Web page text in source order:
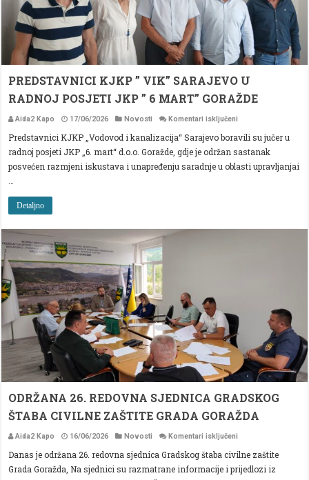
PREDSTAVNICI KJKP ” VIK” SARAJEVO U
RADNOJ POSJETI JKP ” 6 MART” GORAŽDE
Aida2 Kapo 17/06/2026 Novosti Komentari isključeni
KJKP
VIK”
SARAJEVO
U
Predstavnici KJKP „Vodovod i kanalizacija“ Sarajevo boravili su jučer u
radnoj posjeti JKP „6. mart“ d.o.o. Goražde, gdje je održan sastanak
posvećen razmjeni iskustava i unapređenju saradnje u oblasti upravljanjai
Detaljno
ODRŽANA 26. REDOVNA SJEDNICA GRADSKOG
ŠTABA CIVILNE ZAŠTITE GRADA GORAŽDA
Aida2 Kapo 16/06/2026 Novosti Komentari isključeni
26.
SJEDNICA
Danas je održana 26. redovna sjednica Gradskog štaba civilne zaštite
Grada Goražda, Na sjednici su razmatrane informacije i prijedlozi iz